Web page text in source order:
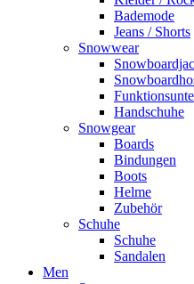
Bademode
Jeans / Shorts
Snowwear
Handschuhe
Snowgear
Boards
Bindungen
Boots
Helme
Zubehör
Schuhe
Schuhe
Sandalen
Men